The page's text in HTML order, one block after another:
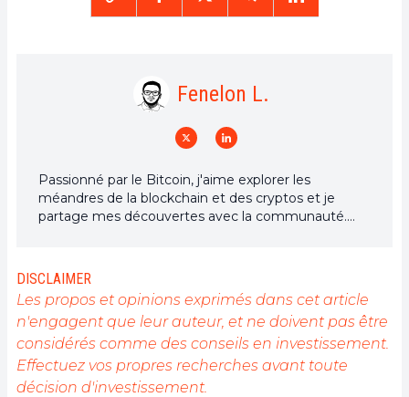
Fenelon L.
Passionné par le Bitcoin, j'aime explorer les
méandres de la blockchain et des cryptos et je
partage mes découvertes avec la communauté.
tous, et je crois fermement que Bitcoin est l'outil
qui peut rendre cela possible.
DISCLAIMER
Les propos et opinions exprimés dans cet article
n'engagent que leur auteur, et ne doivent pas être
considérés comme des conseils en investissement.
Effectuez vos propres recherches avant toute
décision d'investissement.